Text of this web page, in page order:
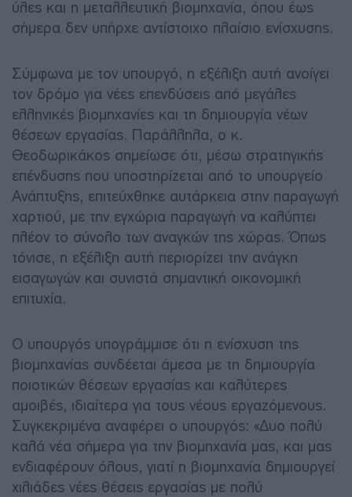
ύλες και η μεταλλευτική βιομηχανία, όπου έως
σήμερα δεν υπήρχε αντίστοιχο πλαίσιο ενίσχυσης.
Σύμφωνα με τον υπουργό, η εξέλιξη αυτή ανοίγει
τον δρόμο για νέες επενδύσεις από μεγάλες
ελληνικές βιομηχανίες και τη δημιουργία νέων
θέσεων εργασίας. Παράλληλα, ο κ.
Θεοδωρικάκος σημείωσε ότι, μέσω στρατηγικής
επένδυσης που υποστηρίζεται από το υπουργείο
Ανάπτυξης, επιτεύχθηκε αυτάρκεια στην παραγωγή
χαρτιού, με την εγχώρια παραγωγή να καλύπτει
πλέον το σύνολο των αναγκών της χώρας. Όπως
τόνισε, η εξέλιξη αυτή περιορίζει την ανάγκη
εισαγωγών και συνιστά σημαντική οικονομική
επιτυχία.
Ο υπουργός υπογράμμισε ότι η ενίσχυση της
βιομηχανίας συνδέεται άμεσα με τη δημιουργία
ποιοτικών θέσεων εργασίας και καλύτερες
αμοιβές, ιδιαίτερα για τους νέους εργαζόμενους.
Συγκεκριμένα αναφέρει ο υπουργός: «Δυο πολύ
καλά νέα σήμερα για την βιομηχανία μας, και μας
ενδιαφέρουν όλους, γιατί η βιομηχανία δημιουργεί
χιλιάδες νέες θέσεις εργασίας με πολύ